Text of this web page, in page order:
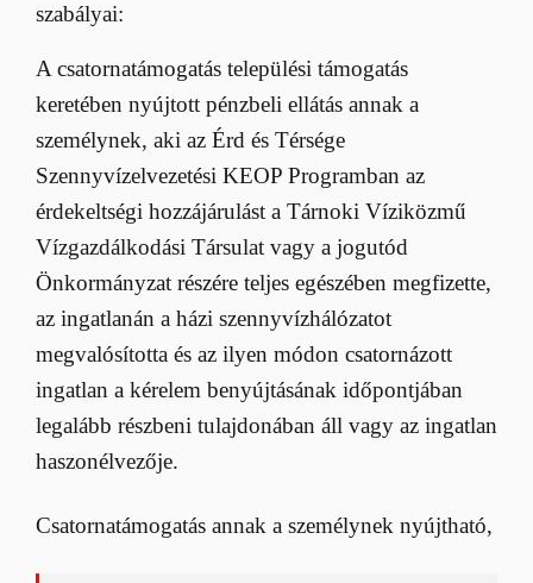
szabályai:
A csatornatámogatás települési támogatás
keretében nyújtott pénzbeli ellátás annak a
személynek, aki az Érd és Térsége
Szennyvízelvezetési KEOP Programban az
érdekeltségi hozzájárulást a Tárnoki Víziközmű
Vízgazdálkodási Társulat vagy a jogutód
Önkormányzat részére teljes egészében megfizette,
az ingatlanán a házi szennyvízhálózatot
megvalósította és az ilyen módon csatornázott
ingatlan a kérelem benyújtásának időpontjában
legalább részbeni tulajdonában áll vagy az ingatlan
haszonélvezője.
Csatornatámogatás annak a személynek nyújtható,